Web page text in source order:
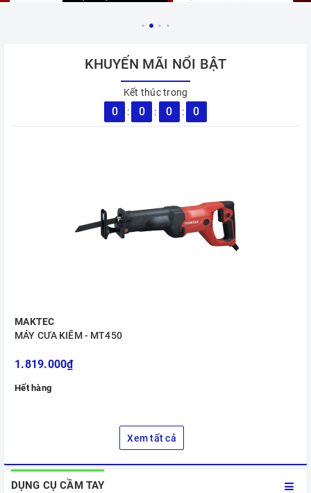
KHUYẾN MÃI NỔI BẬT
Kết thúc trong
0 : 0 : 0 : 0
MAKTEC
MÁY CƯA KIẾM - MT450
1.819.000₫
Hết hàng
Xem tất cả
DỤNG CỤ CẦM TAY